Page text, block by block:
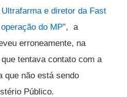
Ultrafarma e diretor da Fast
do MP”, a
erroneamente, na
tentava contato com a
que não está sendo
Público.